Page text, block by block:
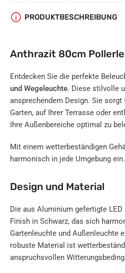
PRODUKTBESCHREIBUNG
Anthrazit 80cm
Entdecken Sie die perfekte
und Wegeleuchte. Diese stilvolle
ansprechendem Design. Sie
Garten, auf Ihrer Terrasse oder
Ihre Außenbereiche optimal zu
Mit einem wetterbeständigen
harmonisch in jede Umgebung ein.
Design und Material
Die aus Aluminium gefertigte
Finish in Schwarz, das sich
Gartenleuchte und Außenleuchte
robuste Material ist
anspruchsvollen